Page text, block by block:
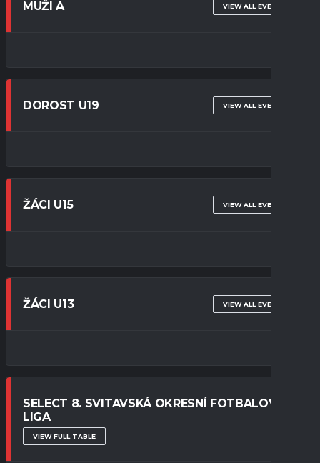
MUŽI A VIEW ALL EVENTS
DOROST U19 VIEW ALL EVENTS
ŽÁCI U15 VIEW ALL EVENTS
ŽÁCI U13 VIEW ALL EVENTS
SELECT 8. SVITAVSKÁ OKRESNÍ FOTBALOVÁ
LIGA
VIEW FULL TABLE